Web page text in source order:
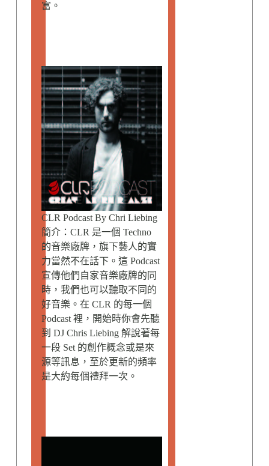
富。
CLR Podcast By Chri Liebing
簡介：CLR 是一個 Techno
的音樂廠牌，旗下藝人的實
力當然不在話下。這 Podcast
宣傳他們自家音樂廠牌的同
時，我們也可以聽取不同的
好音樂。在 CLR 的每一個
Podcast 裡，開始時你會先聽
到 DJ Chris Liebing 解說著每
一段 Set 的創作概念或是來
源等訊息，至於更新的頻率
是大約每個禮拜一次。